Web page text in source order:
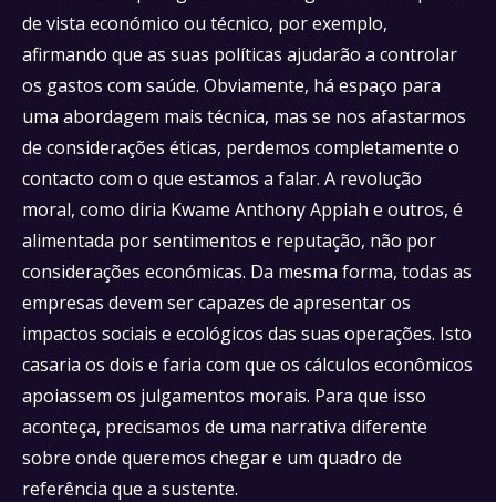
de vista económico ou técnico, por exemplo,
afirmando que as suas políticas ajudarão a controlar
os gastos com saúde. Obviamente, há espaço para
uma abordagem mais técnica, mas se nos afastarmos
de considerações éticas, perdemos completamente o
contacto com o que estamos a falar. A revolução
moral, como diria Kwame Anthony Appiah e outros, é
alimentada por sentimentos e reputação, não por
considerações económicas. Da mesma forma, todas as
empresas devem ser capazes de apresentar os
impactos sociais e ecológicos das suas operações. Isto
casaria os dois e faria com que os cálculos econômicos
apoiassem os julgamentos morais. Para que isso
aconteça, precisamos de uma narrativa diferente
sobre onde queremos chegar e um quadro de
referência que a sustente.